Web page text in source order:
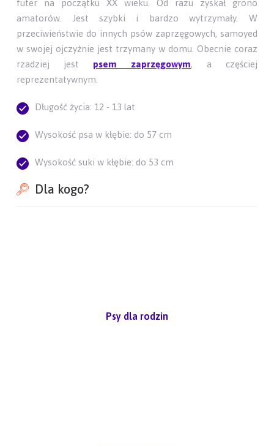
futer na początku XX wieku. Od razu zyskał grono
amatorów. Jest szybki i bardzo wytrzymały. W
przeciwieństwie do innych psów zaprzęgowych, samoyed
w swojej ojczyźnie jest trzymany w domu. Obecnie coraz
rzadziej jest psem zaprzęgowym, a częściej
reprezentatywnym.
Długość życia: 12 - 13 lat
Wysokość psa w kłębie: do 57 cm
Wysokość suki w kłębie: do 53 cm
Dla kogo?
Psy dla rodzin